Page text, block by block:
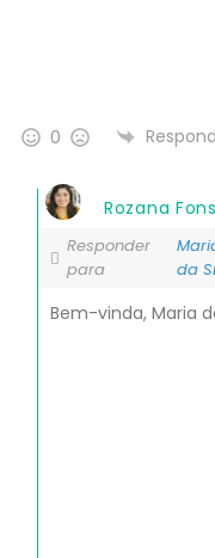
0
Rozana
Responder
para
da
Bem-vinda, Maria